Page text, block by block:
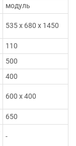
модуль
535 х 680 х 1450
110
500
400
600 х 400
650
-